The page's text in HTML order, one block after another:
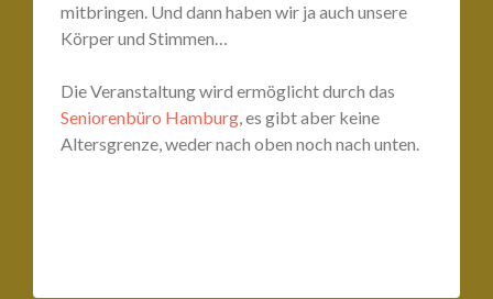
mitbringen. Und dann haben wir ja auch unsere
Körper und Stimmen…
Die Veranstaltung wird ermöglicht durch das
Seniorenbüro Hamburg, es gibt aber keine
Altersgrenze, weder nach oben noch nach unten.